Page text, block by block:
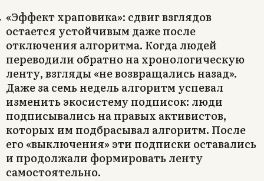
«Эффект храповика»: сдвиг взглядов
остается устойчивым даже после
отключения алгоритма. Когда людей
переводили обратно на хронологическую
ленту, взгляды «не возвращались назад».
Даже за семь недель алгоритм успевал
изменить экосистему подписок: люди
подписывались на правых активистов,
которых им подбрасывал алгоритм. После
его «выключения» эти подписки оставались
и продолжали формировать ленту
самостоятельно.